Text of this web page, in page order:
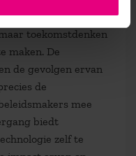
Toekomstons leert:
toekomstdenken
maken. De
de gevolgen ervan
de
mee
biedt
zelf te